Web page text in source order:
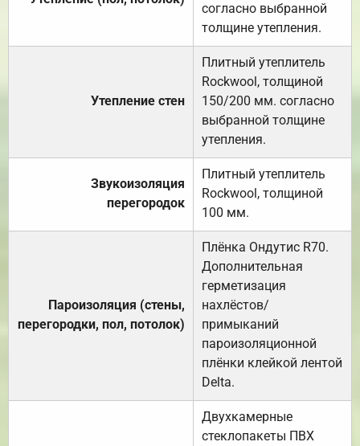
согласно выбранной
толщине утепления.
Утепление стен
Плитный утеплитель
Rockwool, толщиной
150/200 мм. согласно
выбранной толщине
утепления.
Звукоизоляция
перегородок
Плитный утеплитель
Rockwool, толщиной
100 мм.
Пароизоляция (стены,
перегородки, пол, потолок)
Плёнка Ондутис R70.
Дополнительная
герметизация
нахлёстов/
примыканий
пароизоляционной
плёнки клейкой лентой
Delta.
Двухкамерные
стеклопакеты ПВХ